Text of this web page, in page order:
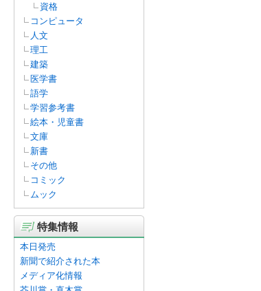
資格
コンピュータ
人文
理工
建築
医学書
語学
学習参考書
絵本・児童書
文庫
新書
その他
コミック
ムック
特集情報
本日発売
新聞で紹介された本
メディア化情報